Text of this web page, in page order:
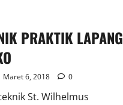
PRAKTIK LAPANG
Maret 6, 2018 0
St. Wilhelmus